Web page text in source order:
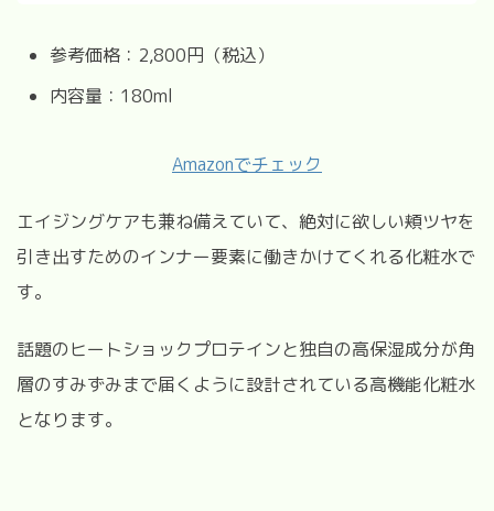
参考価格：2,800円（税込）
内容量：180ml
Amazonでチェック
エイジングケアも兼ね備えていて、絶対に欲しい頬ツヤを
引き出すためのインナー要素に働きかけてくれる化粧水で
す。
話題のヒートショックプロテインと独自の高保湿成分が角
層のすみずみまで届くように設計されている高機能化粧水
となります。